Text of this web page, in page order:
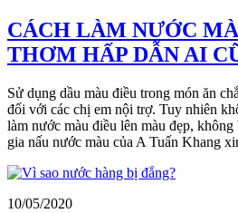
CÁCH LÀM NƯỚC
THƠM HẤP DẪN AI
Sử dụng dầu màu điều trong món ăn
đối với các chị em nội trợ. Tuy nhiên
làm nước màu điều lên màu đẹp,
gia nấu nước màu của A Tuấn Khang
10/05/2020